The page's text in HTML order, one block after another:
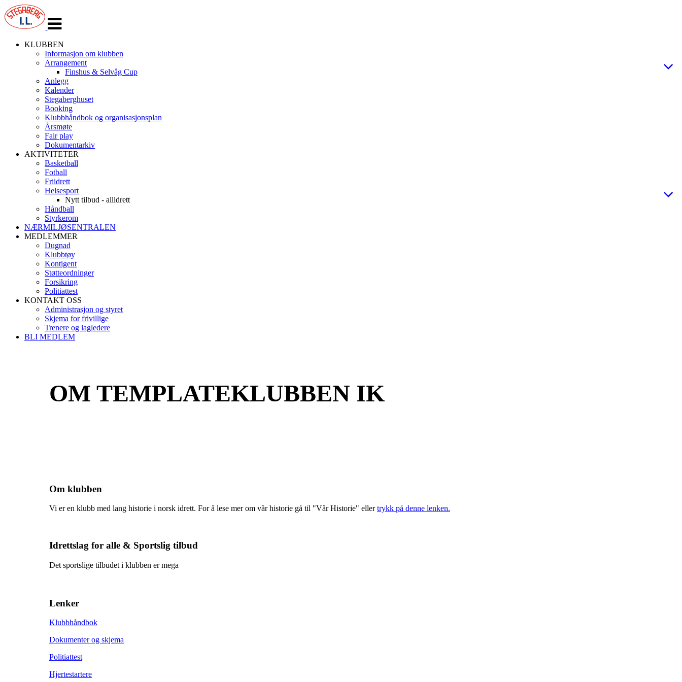
navigasjon
KLUBBEN
Informasjon om klubben
Arrangement
Finshus & Selvåg Cup
Anlegg
Kalender
Stegaberghuset
Booking
Klubbhåndbok og organisasjonsplan
Årsmøte
Fair play
Dokumentarkiv
AKTIVITETER
Basketball
Fotball
Friidrett
Helsesport
Nytt tilbud - allidrett
Håndball
Styrkerom
NÆRMILJØSENTRALEN
MEDLEMMER
Dugnad
Klubbtøy
Kontigent
Støtteordninger
Forsikring
Politiattest
KONTAKT OSS
Administrasjon og styret
Skjema for frivillige
Trenere og lagledere
BLI MEDLEM
OM TEMPLATEKLUBBEN IK
Om klubben
Vi er en klubb med lang historie i norsk idrett. For å lese mer om vår historie gå til "Vår Historie" ellertrykk på denne lenken.
Idrettslag for alle & Sportslig tilbud
Det sportslige tilbudet i klubben er mega
Lenker
Klubbhåndbok
Dokumenter og skjema
Politiattest
Hjertestartere